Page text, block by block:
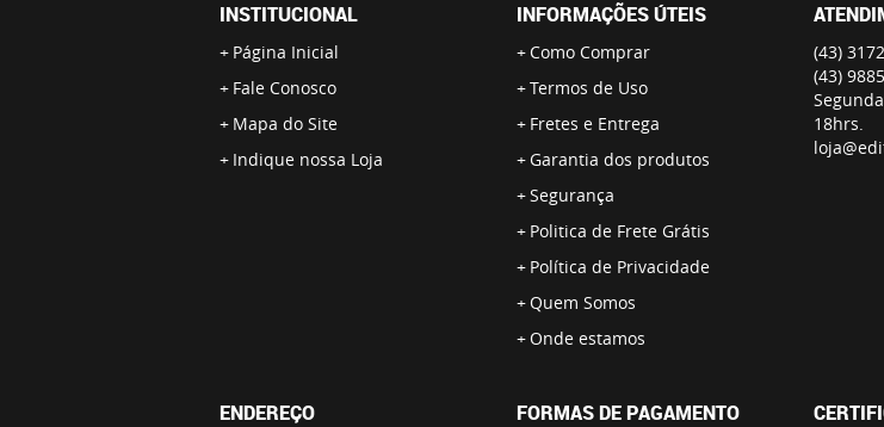
INSTITUCIONAL
Página Inicial
Fale Conosco
Mapa do Site
Indique nossa Loja
INFORMAÇÕES ÚTEIS
Como Comprar
Termos de Uso
Fretes e Entrega
Garantia dos produtos
Segurança
Politica de Frete Grátis
Política de Privacidade
Quem Somos
Onde estamos
(43)
(43)
18hrs.
ENDEREÇO FORMAS DE PAGAMENTO